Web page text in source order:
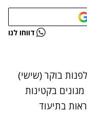
דווחו לנו
בוקר (שישי)
בקטינות
בתיעוד